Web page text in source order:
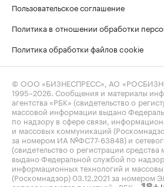
Пользовательское соглашение
Политика в отношении обработки
Политика обработки файлов cookie
© ООО «БИЗНЕСПРЕСС», АО
1995–2026 . Сообщения и материалы
агентства «РБК» (свидетельство о
массовой информации выдано
по надзору в сфере связи,
и массовых коммуникаций
за номером ИА №ФС77-63848) и
(свидетельство о регистрации
выдано Федеральной службой по
информационных технологий и
(Роскомнадзор) 03.12.2021 за